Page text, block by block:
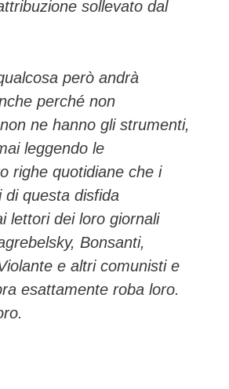
sollevato dal
però andrà
perché non
ne hanno gli strumenti,
leggendo le
righe quotidiane che i
di questa disfida
lettori dei loro giornali
Bonsanti,
e altri comunisti e
esattamente roba loro.